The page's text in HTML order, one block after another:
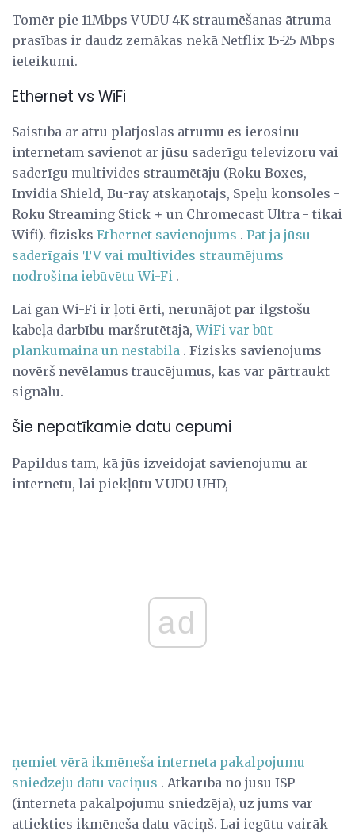
Tomēr pie 11Mbps VUDU 4K straumēšanas ātruma
prasības ir daudz zemākas nekā Netflix 15-25 Mbps
ieteikumi.
Ethernet vs WiFi
Saistībā ar ātru platjoslas ātrumu es ierosinu
internetam savienot ar jūsu saderīgu televizoru vai
saderīgu multivides straumētāju (Roku Boxes,
Invidia Shield, Bu-ray atskaņotājs, Spēļu konsoles -
Roku Streaming Stick + un Chromecast Ultra - tikai
Wifi). fizisks Ethernet savienojums . Pat ja jūsu
saderīgais TV vai multivides straumējums
nodrošina iebūvētu Wi-Fi .
Lai gan Wi-Fi ir ļoti ērti, nerunājot par ilgstošu
kabeļa darbību maršrutētājā,WiFi var būt
plankumaina un nestabila . Fizisks savienojums
novērš nevēlamus traucējumus, kas var pārtraukt
signālu.
Šie nepatīkamie datu cepumi
Papildus tam, kā jūs izveidojat savienojumu ar
internetu, lai piekļūtu VUDU UHD,
ad
ņemiet vērā ikmēneša interneta pakalpojumu
sniedzēju datu vāciņus . Atkarībā no jūsu ISP
(interneta pakalpojumu sniedzēja), uz jums var
attiekties ikmēneša datu vāciņš. Lai iegūtu vairāk